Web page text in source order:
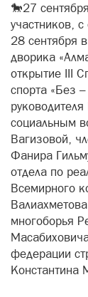
🐎27
участников,
28 сентября
дворика
открытие III
спорта «Без
социальным
Вагизовой,
Фанира
отдела по
Всемирного
многоборья
федерации
Константина